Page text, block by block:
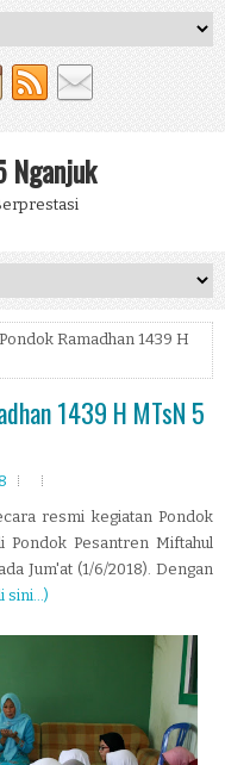
Nganjuk
Ramadhan 1439 H
1439 H MTsN 5
resmi kegiatan Pondok
Pesantren Miftahul
Jum'at (1/6/2018). Dengan
sini...)